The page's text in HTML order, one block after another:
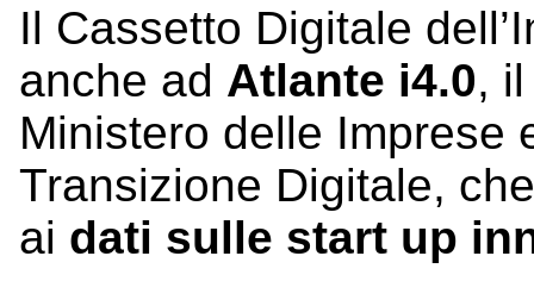
Il Cassetto Digitale
anche ad Atlante i4.0,
Ministero delle Imprese
Transizione Digitale,
ai dati sulle start up